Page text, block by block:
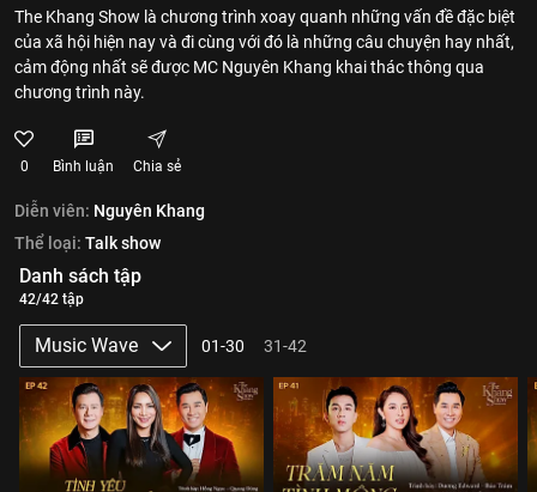
The Khang Show là chương trình xoay quanh những vấn đề đặc biệt
của xã hội hiện nay và đi cùng với đó là những câu chuyện hay nhất,
cảm động nhất sẽ được MC Nguyên Khang khai thác thông qua
chương trình này.
0 Bình luận Chia sẻ
Diễn viên: Nguyên Khang
Thể loại: Talk show
Danh sách tập
42/42 tập
Music Wave 01-30 31-42